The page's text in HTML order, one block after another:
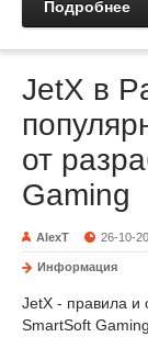
Подробнее
JetX в
от
Gaming
AlexT 26-10-
Информация
JetX - правила и
SmartSoft